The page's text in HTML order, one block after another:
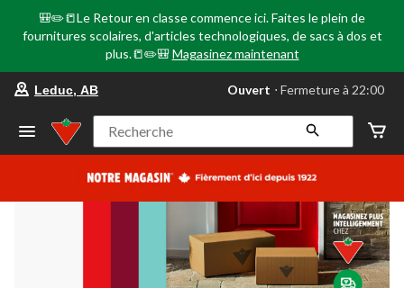
🎒✏️📒Le Retour en classe commence ici. Faites le plein de
fournitures scolaires, d'articles technologiques, de sacs à dos et
plus.📒✏️🎒 Magasinez maintenant
votre
préféré
Leduc,
AB,
courament
Fermeture
à
22:00
cliquer
pour
Leduc, AB Ouvert ⋅ Fermeture à 22:00
Recherche